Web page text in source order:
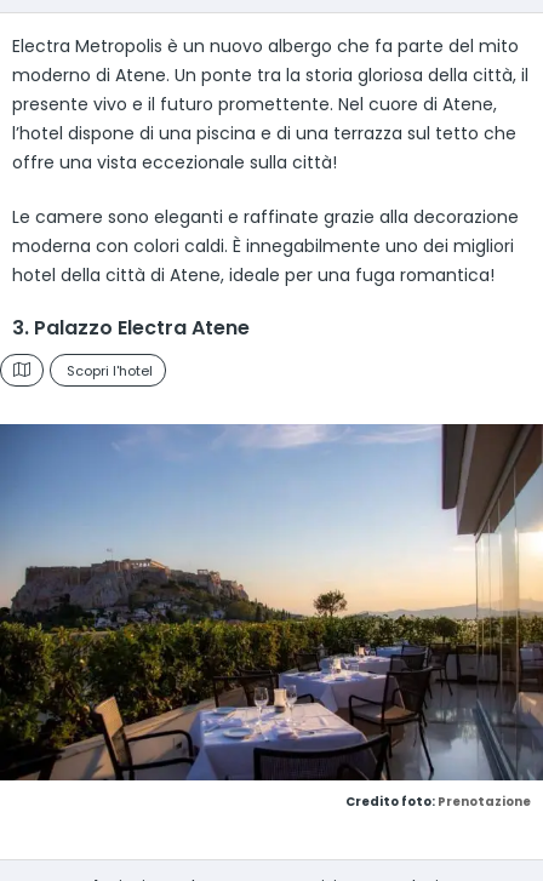
Electra Metropolis è un nuovo albergo che fa parte del mito
moderno di Atene. Un ponte tra la storia gloriosa della città, il
presente vivo e il futuro promettente. Nel cuore di Atene,
l’hotel dispone di una piscina e di una terrazza sul tetto che
offre una vista eccezionale sulla città!
Le camere sono eleganti e raffinate grazie alla decorazione
moderna con colori caldi. È innegabilmente uno dei migliori
hotel della città di Atene, ideale per una fuga romantica!
3. Palazzo Electra Atene
Scopri l'hotel
Credito foto: Prenotazione